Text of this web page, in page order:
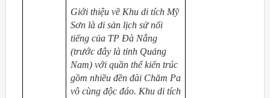
Giới thiệu về Khu di tích Mỹ
Sơn là di sản lịch sử nổi
tiếng của TP Đà Nẵng
(trước đây là tỉnh Quảng
Nam) với quần thể kiến trúc
gồm nhiều đền đài Chăm Pa
vô cùng độc đáo. Khu di tích